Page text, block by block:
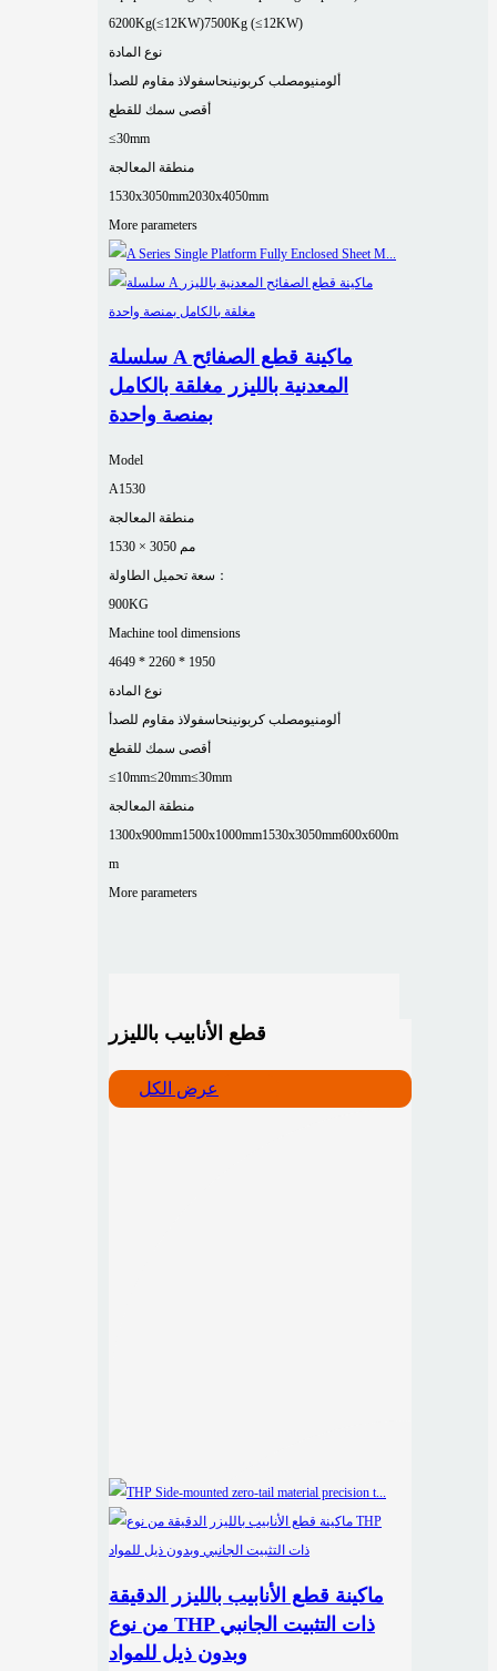
6200Kg(≤12KW)7500Kg (≤12KW)
نوع المادة
ألومنيومصلب كربونينحاسفولاذ مقاوم للصدأ
أقصى سمك للقطع
≤30mm
منطقة المعالجة
1530x3050mm2030x4050mm
More parameters
سلسلة A ماكينة قطع الصفائح
المعدنية بالليزر مغلقة بالكامل
بمنصة واحدة
Model
A1530
منطقة المعالجة
1530 × 3050 مم
سعة تحميل الطاولة：
900KG
Machine tool dimensions
4649 * 2260 * 1950
نوع المادة
ألومنيومصلب كربونينحاسفولاذ مقاوم للصدأ
أقصى سمك للقطع
≤10mm≤20mm≤30mm
منطقة المعالجة
1300x900mm1500x1000mm1530x3050mm600x600m
m
More parameters
قطع الأنابيب بالليزر
عرض الكل
ماكينة قطع الأنابيب بالليزر الدقيقة
من نوع THP ذات التثبيت الجانبي
وبدون ذيل للمواد